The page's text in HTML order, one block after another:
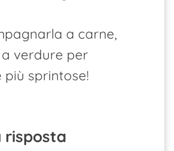
a carne,
verdure per
più sprintose!
risposta